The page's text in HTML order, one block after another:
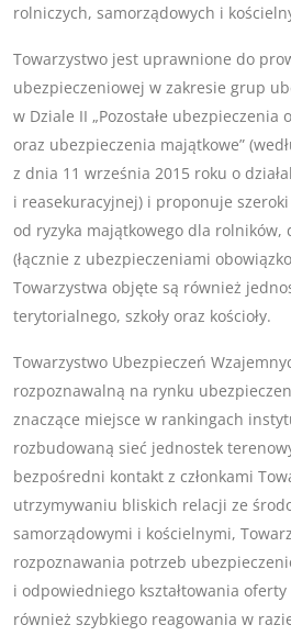
rolniczych, samorządowych i
Towarzystwo jest uprawnione do
ubezpieczeniowej w zakresie grup
w Dziale II „Pozostałe ubezpieczenia
oraz ubezpieczenia majątkowe”
z dnia 11 września 2015 roku o
i reasekuracyjnej) i proponuje
od ryzyka majątkowego dla rolników,
(łącznie z ubezpieczeniami
Towarzystwa objęte są również
terytorialnego, szkoły oraz kościoły.
Towarzystwo Ubezpieczeń
rozpoznawalną na rynku
znaczące miejsce w rankingach
rozbudowaną sieć jednostek
bezpośredni kontakt z członkami
utrzymywaniu bliskich relacji ze
samorządowymi i kościelnymi,
rozpoznawania potrzeb
i odpowiedniego kształtowania
również szybkiego reagowania w